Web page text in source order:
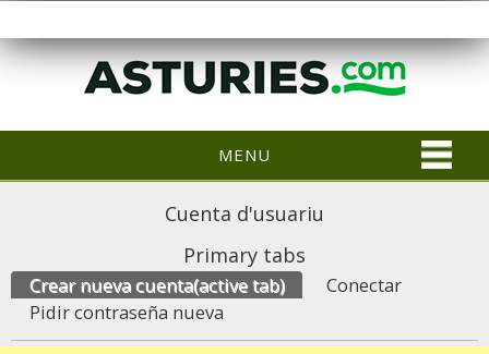
MENU
Cuenta d'usuariu
Primary tabs
Crear nueva cuenta(active tab)
Conectar
Pidir contraseña nueva